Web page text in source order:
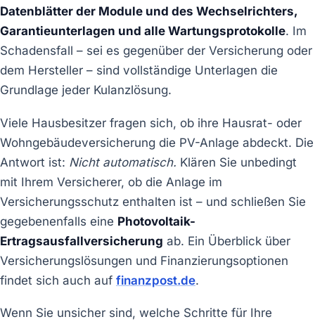
Datenblätter der Module und des Wechselrichters,
Garantieunterlagen und alle Wartungsprotokolle. Im
Schadensfall – sei es gegenüber der Versicherung oder
dem Hersteller – sind vollständige Unterlagen die
Grundlage jeder Kulanzlösung.
Viele Hausbesitzer fragen sich, ob ihre Hausrat- oder
Wohngebäudeversicherung die PV-Anlage abdeckt. Die
Antwort ist: Nicht automatisch. Klären Sie unbedingt
mit Ihrem Versicherer, ob die Anlage im
Versicherungsschutz enthalten ist – und schließen Sie
gegebenenfalls eine Photovoltaik-
Ertragsausfallversicherung ab. Ein Überblick über
Versicherungslösungen und Finanzierungsoptionen
findet sich auch auf finanzpost.de.
Wenn Sie unsicher sind, welche Schritte für Ihre